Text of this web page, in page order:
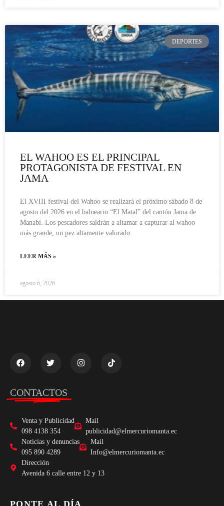
DEPORTES
EL WAHOO ES EL PRINCIPAL
PROTAGONISTA DE FESTIVAL EN
JAMA
El XVIII festival del Wahoo se realizará el próximo sábado 8 de
agosto del 2026 en el balneario “El Matal” del cantón Jama de
Manabí. Los pescadores saldrán a altamar a capturar al wahoo
más grande, un pez altamente valorado
LEER MÁS »
agosto 6, 2026
CONTACTOS
Venta y Publicidad
098 4138 354
Mail
publicidad@elmercuriomanta.ec
Noticias y denuncias
095 890 4289
Mail
Info@elmercuriomanta.ec
Dirección
Avenida 6 calle entre 12 y 13